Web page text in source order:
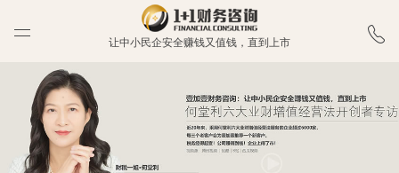
让中小民企安全赚钱又值钱，直到上市